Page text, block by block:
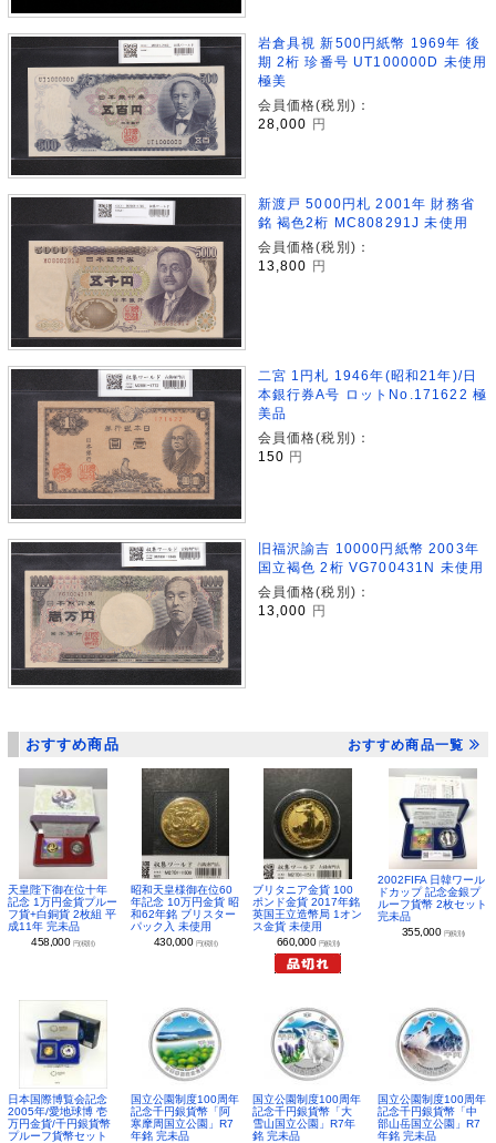
岩倉具視 新500円紙幣 1969年 後
期 2桁 珍番号 UT100000D 未使用
極美
会員価格(税別)：
28,000 円
新渡戸 5000円札 2001年 財務省
銘 褐色2桁 MC808291J 未使用
会員価格(税別)：
13,800
円
二宮 1円札 1946年(昭和21年)/日
本銀行券A号 ロットNo.171622 極
美品
会員価格(税別)：
150 円
旧福沢諭吉 10000円紙幣 2003年
国立褐色 2桁 VG700431N 未使用
会員価格(税別)：
13,000 円
おすすめ商品 おすすめ商品一覧
天皇陛下御在位十年
記念 1万円金貨プルー
フ貨+白銅貨 2枚組 平
成11年 完未品
458,000 円(税別)
昭和天皇様御在位60
年記念 10万円金貨 昭
和62年銘 ブリスター
パック入 未使用
430,000 円(税別)
ブリタニア金貨 100
ポンド金貨 2017年銘
英国王立造幣局 1オン
ス金貨 未使用
660,000 円(税別)
2002FIFA 日韓ワール
ドカップ 記念金銀プ
ルーフ貨幣 2枚セット
完未品
355,000 円(税別)
日本国際博覧会記念
2005年/愛地球博 壱
万円金貨/千円銀貨幣
プルーフ貨幣セット
国立公園制度100周年
記念千円銀貨幣「阿
寒摩周国立公園」R7
年銘 完未品
国立公園制度100周年
記念千円銀貨幣「大
雪山国立公園」R7年
銘 完未品
国立公園制度100周年
記念千円銀貨幣「中
部山岳国立公園」R7
年銘 完未品